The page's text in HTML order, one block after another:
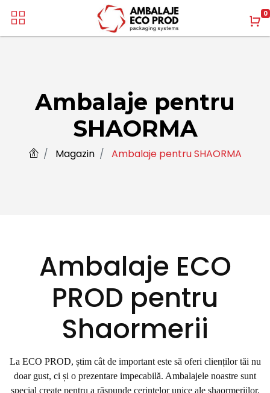
0
Ambalaje pentru
SHAORMA
Magazin Ambalaje pentru SHAORMA
Ambalaje ECO
PROD pentru
Shaormerii
La ECO PROD, știm cât de important este să oferi clienților tăi nu
doar gust, ci și o prezentare impecabilă. Ambalajele noastre sunt
special create pentru a răspunde cerințelor unice ale shaormeriilor,